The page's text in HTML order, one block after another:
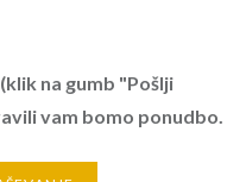
na gumb "Pošlji
vam bomo ponudbo.